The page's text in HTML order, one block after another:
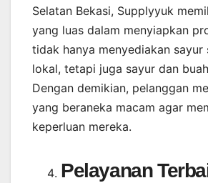
Selatan Bekasi, Supplyyuk
yang luas dalam menyiapkan
tidak hanya menyediakan sayur
lokal, tetapi juga sayur dan
Dengan demikian, pelanggan
yang beraneka macam agar
keperluan mereka.
Pelayanan